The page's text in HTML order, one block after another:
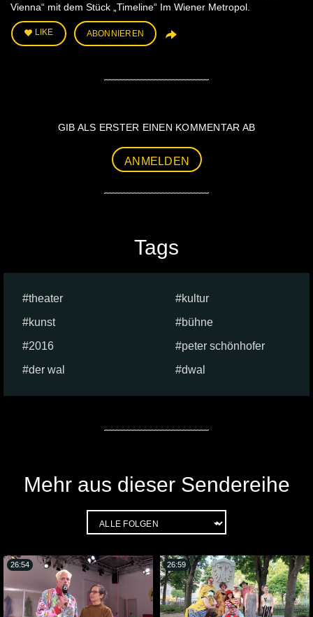
Vienna“ mit dem Stück „Timeline“ Im Wiener Metropol.
LIKE ABONNIEREN
GIB ALS ERSTER EINEN KOMMENTAR AB
ANMELDEN
Tags
theater
kultur
kunst
bühne
2016
peter schönhofer
der wal
dwal
Mehr aus dieser Sendereihe
26:54 26:59